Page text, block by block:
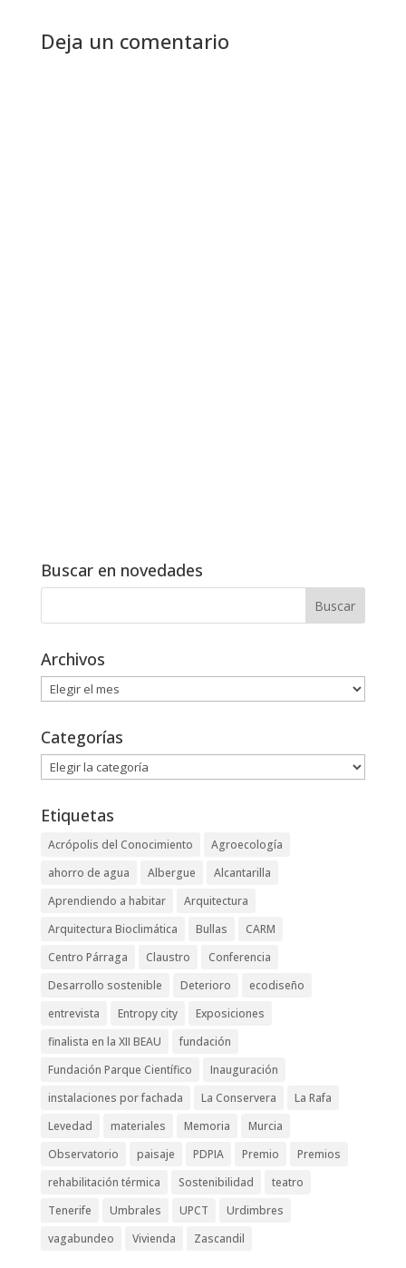
Deja un comentario
Buscar en novedades
Archivos
Archivos
Categorías
Categorías
Etiquetas
Acrópolis del Conocimiento
Agroecología
ahorro de agua
Albergue
Alcantarilla
Aprendiendo a habitar
Arquitectura
Arquitectura Bioclimática
Bullas
CARM
Centro Párraga
Claustro
Conferencia
Desarrollo sostenible
Deterioro
ecodiseño
entrevista
Entropy city
Exposiciones
finalista en la XII BEAU
fundación
Fundación Parque Científico
Inauguración
instalaciones por fachada
La Conservera
La Rafa
Levedad
materiales Memoria
Murcia
Observatorio
paisaje PDPIA Premio
Premios
rehabilitación térmica
Sostenibilidad
teatro
Tenerife
Umbrales UPCT
Urdimbres
vagabundeo
Vivienda Zascandil